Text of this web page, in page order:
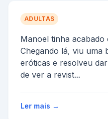
ADULTAS
Manoel tinha
Chegando lá, viu uma
eróticas e resolveu
de ver a revist...
Ler mais →